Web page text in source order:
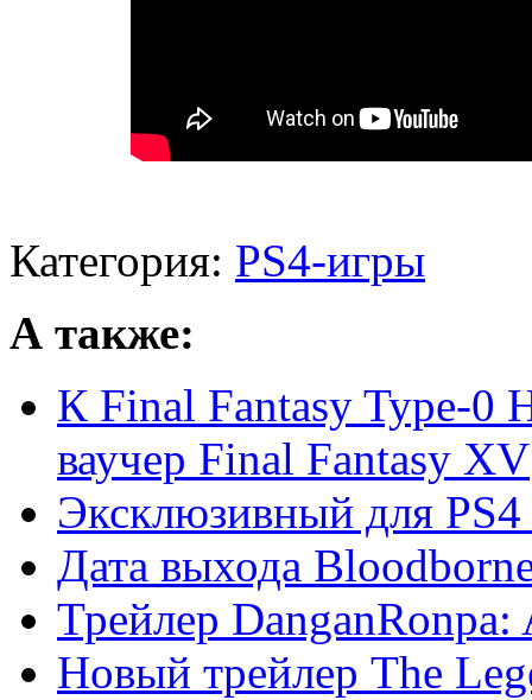
Категория: PS4-игры
А также:
К Final Fantasy Type-0
ваучер Final Fantasy XV
Эксклюзивный для
Дата выхода
Трейлер
Новый трейлер The